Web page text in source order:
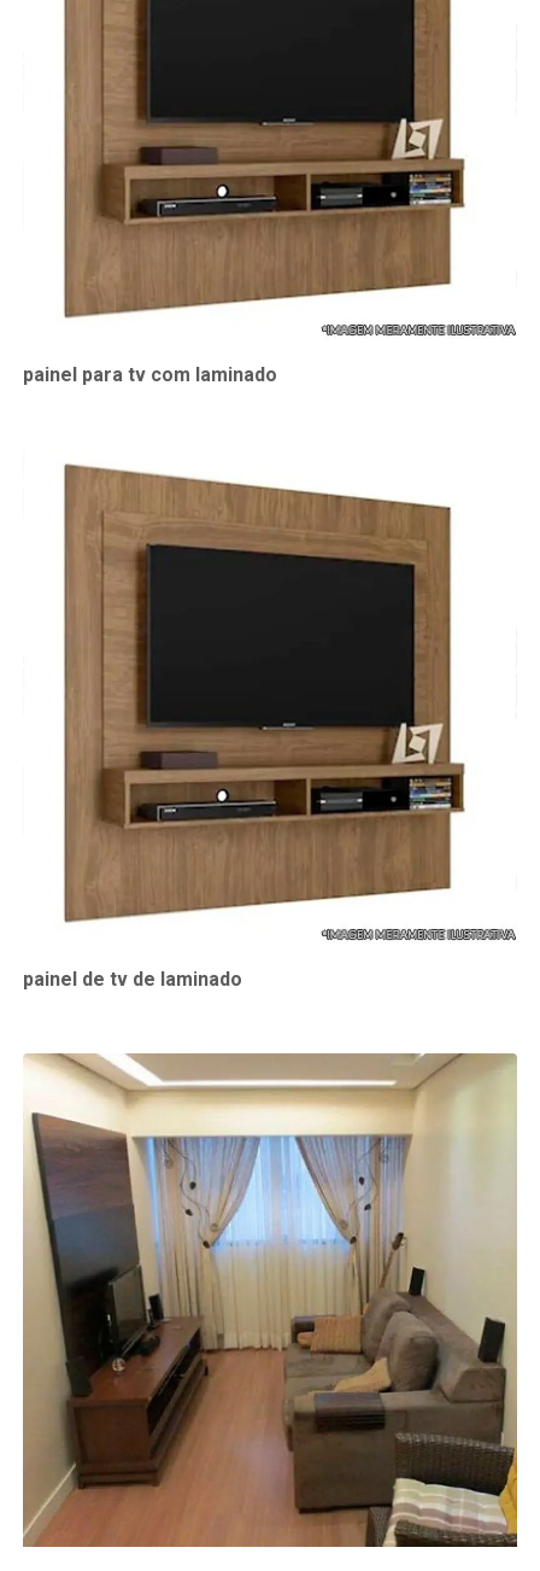
painel para tv com laminado
painel de tv de laminado